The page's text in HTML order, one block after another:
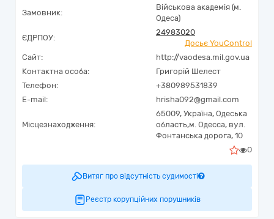
Замовник:
Військова академія (м.
Одеса)
ЄДРПОУ:
24983020
Досьє YouControl
Сайт:
http://vaodesa.mil.gov.ua
Контактна особа:
Григорій Шелест
Телефон:
+380989531839
E-mail:
hrisha092@gmail.com
Місцезнаходження:
65009, Україна, Одеська
область,м. Одесса, вул.
Фонтанська дорога, 10
0
Витяг про відсутність судимості
Реєстр корупційних порушників